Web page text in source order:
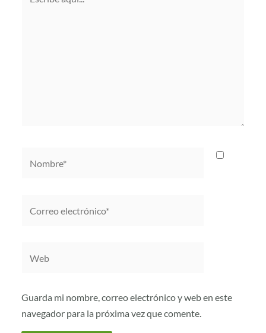
aquí...
electrónico*
Guarda mi nombre, correo electrónico y web en este
navegador para la próxima vez que comente.